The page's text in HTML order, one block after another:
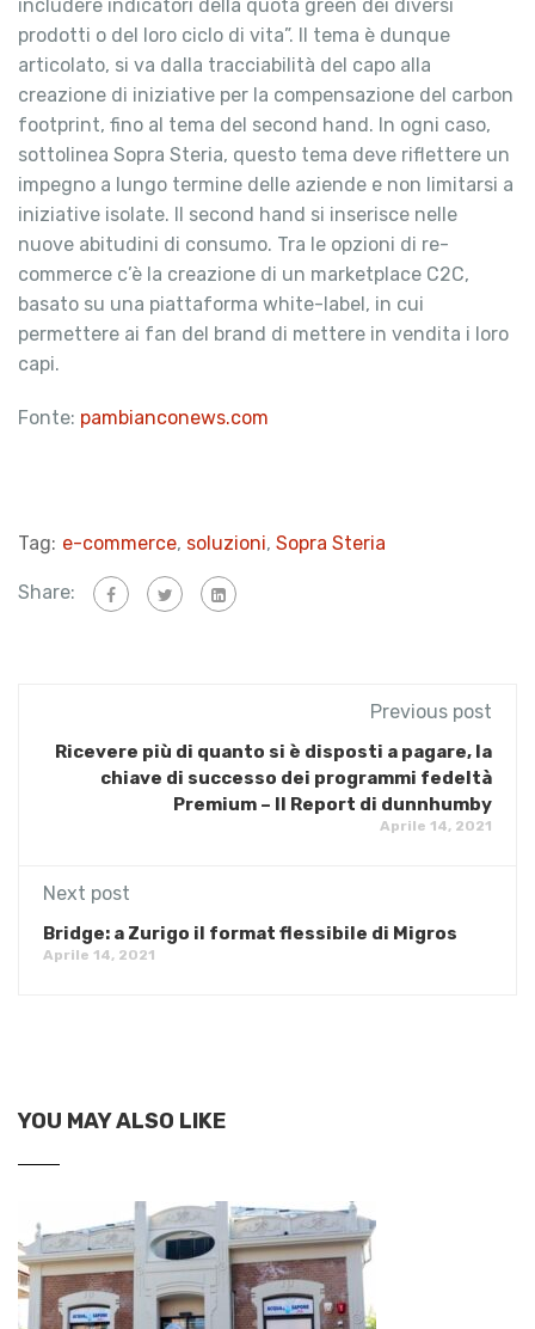
includere indicatori della quota green dei diversi
prodotti o del loro ciclo di vita”. Il tema è dunque
articolato, si va dalla tracciabilità del capo alla
creazione di iniziative per la compensazione del carbon
footprint, fino al tema del second hand. In ogni caso,
sottolinea Sopra Steria, questo tema deve riflettere un
impegno a lungo termine delle aziende e non limitarsi a
iniziative isolate. ll second hand si inserisce nelle
nuove abitudini di consumo. Tra le opzioni di re-
commerce c’è la creazione di un marketplace C2C,
basato su una piattaforma white-label, in cui
permettere ai fan del brand di mettere in vendita i loro
capi.
Fonte: pambianconews.com
Tag: e-commerce, soluzioni, Sopra Steria
Share:
Previous post
Ricevere più di quanto si è disposti a pagare, la
chiave di successo dei programmi fedeltà
Premium – Il Report di dunnhumby
Aprile 14, 2021
Next post
Bridge: a Zurigo il format flessibile di Migros
Aprile 14, 2021
YOU MAY ALSO LIKE